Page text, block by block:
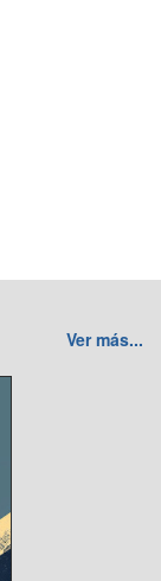
Ver más...